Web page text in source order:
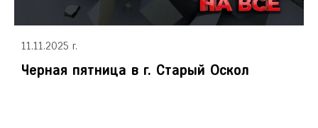
11.11.2025 г.
Черная пятница в г. Старый Оскол